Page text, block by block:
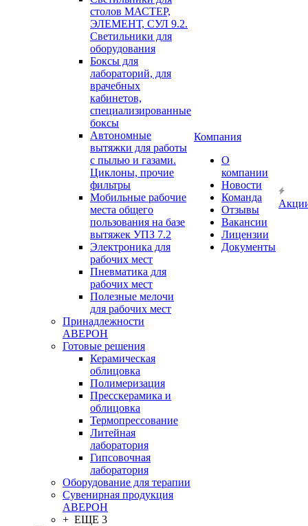
столов МАСТЕР,
ЭЛЕМЕНТ, СУЛ 9.2.
Светильники для
оборудования
Боксы для
лабораторий, для
врачебных
кабинетов,
специализированные
боксы
Автономные
вытяжки для работы
с пылью и газами.
Циклоны, прочие
фильтры
Мобильные рабочие
места общего
пользования на базе
вытяжек УПЗ 7.2
Электроника для
рабочих мест
Пневматика для
рабочих мест
Полезные мелочи
для рабочих мест
Принадлежности
АВЕРОН
Готовые решения
Керамическая
облицовка
Полимеризация
Пресскерамика и
облицовка
Термопрессование
Литейная
лаборатория
Гипсовочная
лаборатория
Оборудование для терапии
Сувенирная продукция
АВЕРОН
+ ЕЩЕ 3
Компания
О
компании
Новости
Команда
Отзывы
Вакансии
Лицензии
Документы